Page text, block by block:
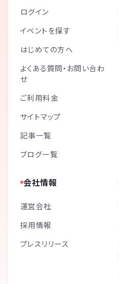
ログイン
イベントを探す
はじめての方へ
よくある質問・お問い合わ
せ
ご利用料金
サイトマップ
記事一覧
ブログ一覧
会社情報
運営会社
採用情報
プレスリリース